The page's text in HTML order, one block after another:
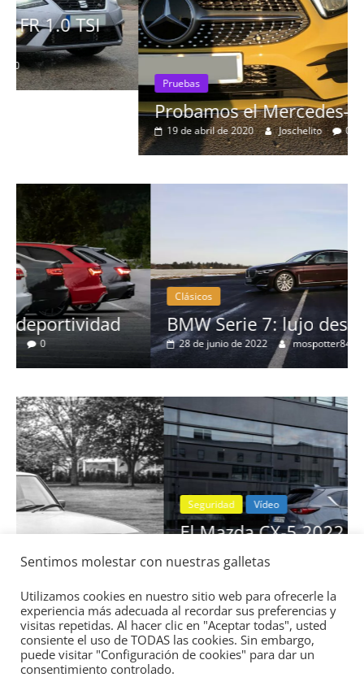
Pruebas
Probamos el Mercedes-Benz A200d
Joschelito 0
Clásicos
BMW Serie 7: lujo desde 1977
28 de junio de 2022 mospotter84 0
Seguridad Vídeo
El Mazda CX-5 2022 logra la máxima
nota en las pruebas de seguridad del
IIHS
11 de noviembre de 2021 mospotter84 0
Sentimos molestar con nuestras galletas
Utilizamos cookies en nuestro sitio web para ofrecerle la
experiencia más adecuada al recordar sus preferencias y
visitas repetidas. Al hacer clic en "Aceptar todas", usted
consiente el uso de TODAS las cookies. Sin embargo,
puede visitar "Configuración de cookies" para dar un
consentimiento controlado.